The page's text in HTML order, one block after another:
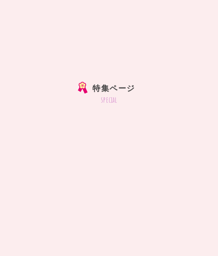
特集ページ
special